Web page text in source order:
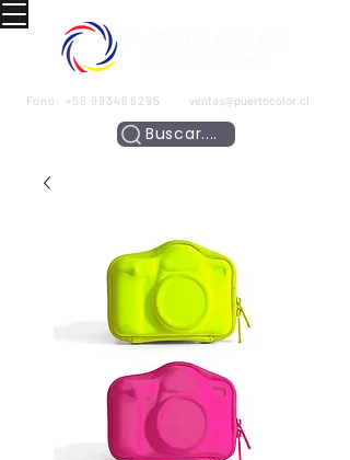
Fono: +56 993466295 ventas@puertocolor.cl
Buscar....